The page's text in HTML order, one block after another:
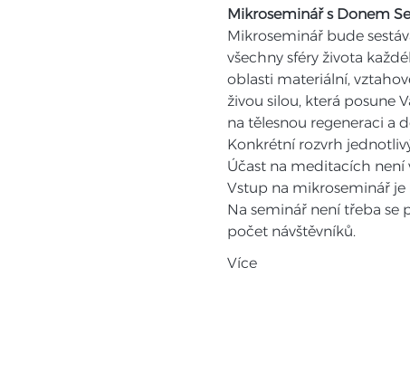
Mikroseminář s Donem
Mikroseminář bude
všechny sféry života
oblasti materiální,
živou silou, která posune
na tělesnou regeneraci a
Konkrétní rozvrh
Účast na meditacích
Vstup na mikroseminář je
Na seminář není třeba
počet návštěvníků.
Více